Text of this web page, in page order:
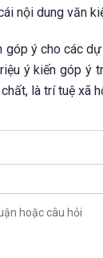
nội dung văn
ý cho các
ý kiến góp ý
là trí tuệ xã